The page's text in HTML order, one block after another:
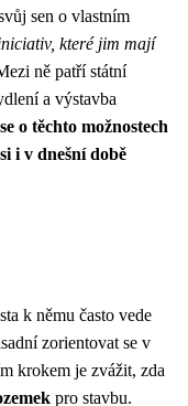
sen o vlastním
které jim mají
ně patří státní
a výstavba
o těchto možnostech
i v dnešní době
k němu často vede
zorientovat se v
krokem je zvážit, zda
pro stavbu.